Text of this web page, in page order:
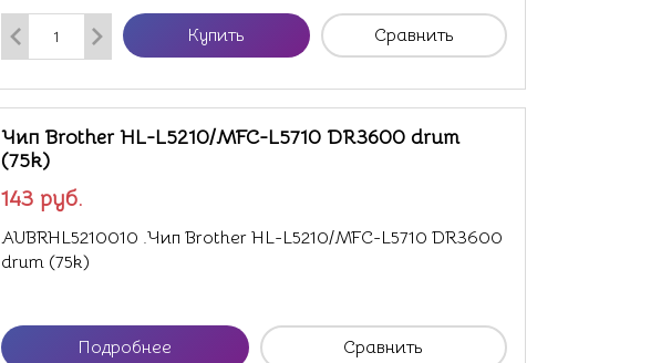
Купить Сравнить
143 руб.
Чип Brother HL-L5210/MFC-L5710 DR3600 drum
(75k)
AUBRHL5210010 .Чип Brother HL-L5210/MFC-L5710 DR3600
drum (75k)
Подробнее Сравнить